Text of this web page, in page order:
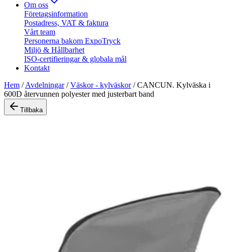
Om oss
Företagsinformation
Postadress, VAT & faktura
Vårt team
Personerna bakom ExpoTryck
Miljö & Hållbarhet
ISO-certifieringar & globala mål
Kontakt
Hem /Avdelningar/Väskor - kylväskor/CANCUN. Kylväska i
600D återvunnen polyester med justerbart band
Tillbaka